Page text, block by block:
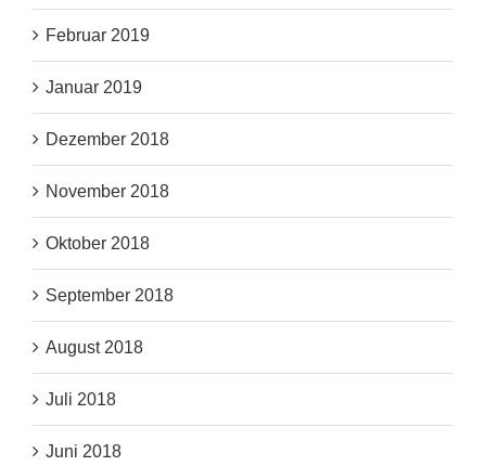
Februar 2019
Januar 2019
Dezember 2018
November 2018
Oktober 2018
September 2018
August 2018
Juli 2018
Juni 2018